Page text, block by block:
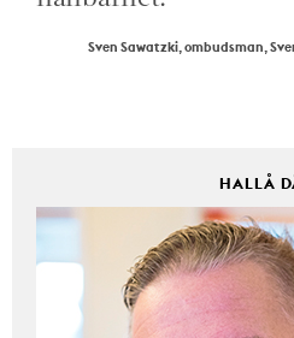
Sven Sawatzki, ombudsman,
HALLÅ